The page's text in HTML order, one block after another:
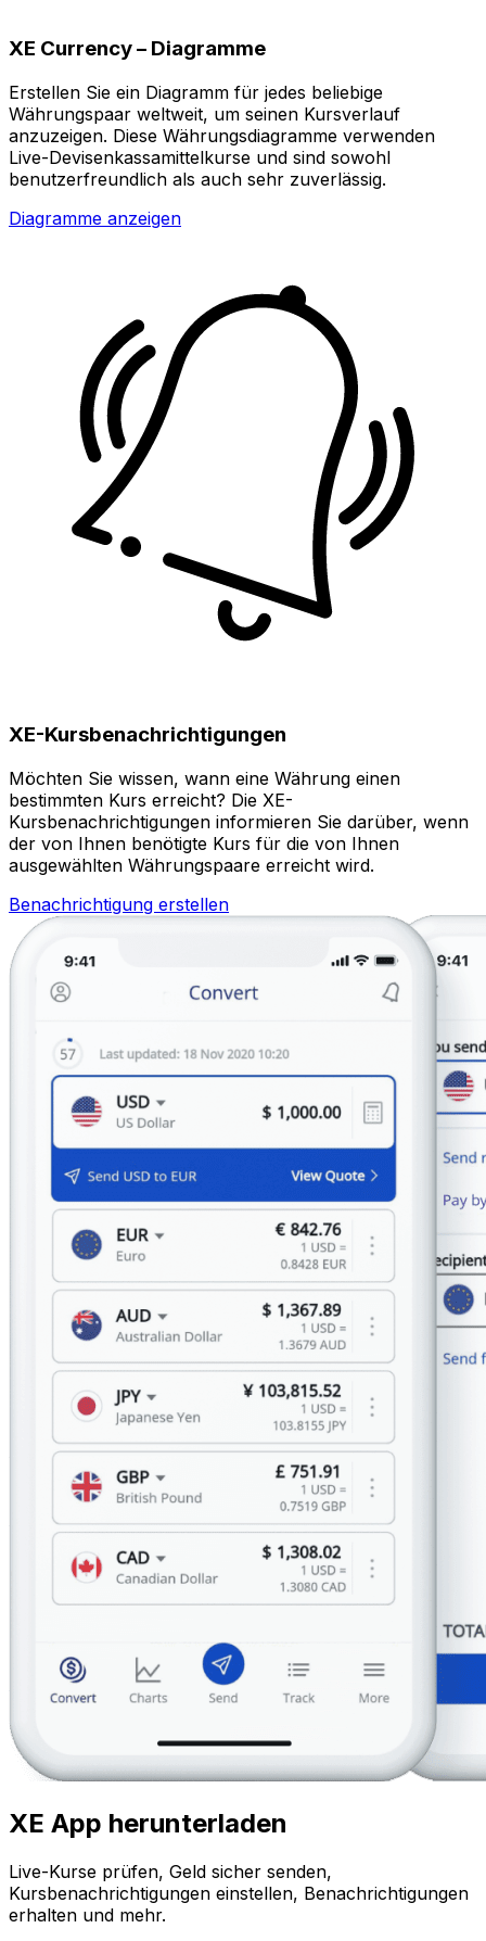
XE Currency – Diagramme
Erstellen Sie ein Diagramm für jedes beliebige
Währungspaar weltweit, um seinen Kursverlauf
anzuzeigen. Diese Währungsdiagramme verwenden
Live-Devisenkassamittelkurse und sind sowohl
benutzerfreundlich als auch sehr zuverlässig.
Diagramme anzeigen
XE-Kursbenachrichtigungen
Möchten Sie wissen, wann eine Währung einen
bestimmten Kurs erreicht? Die XE-
Kursbenachrichtigungen informieren Sie darüber, wenn
der von Ihnen benötigte Kurs für die von Ihnen
ausgewählten Währungspaare erreicht wird.
Benachrichtigung erstellen
XE App herunterladen
Live-Kurse prüfen, Geld sicher senden,
Kursbenachrichtigungen einstellen, Benachrichtigungen
erhalten und mehr.